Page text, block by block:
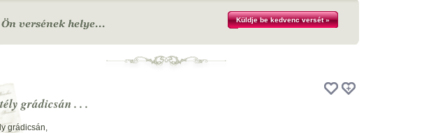
Küldje be kedvenc versét »
grádicsán . . .
grádicsán,